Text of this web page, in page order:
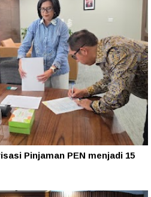
Pinjaman PEN menjadi 15